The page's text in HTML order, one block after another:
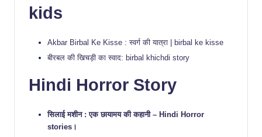
kids
Akbar Birbal Ke Kisse : स्वर्ग की यात्रा | birbal ke kisse
बीरबल की खिचड़ी का स्वाद: birbal khichdi story
Hindi Horror Story
सिलाई मशीन : एक छायामय की कहानी – Hindi Horror
stories।